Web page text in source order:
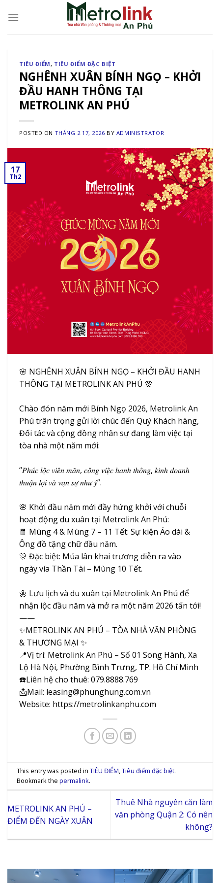
TIÊU ĐIỂM, TIÊU ĐIỂM ĐẶC BIỆT
NGHÊNH XUÂN BÍNH NGỌ – KHỞI
ĐẦU HANH THÔNG TẠI
METROLINK AN PHÚ
POSTED ON THÁNG 2 17, 2026 BY ADMINISTRATOR
17
Th2
🌸 NGHÊNH XUÂN BÍNH NGỌ – KHỞI ĐẦU HANH
THÔNG TẠI METROLINK AN PHÚ 🌸
Chào đón năm mới Bính Ngọ 2026, Metrolink An
Phú trân trọng gửi lời chúc đến Quý Khách hàng,
Đối tác và cộng đồng nhân sự đang làm việc tại
tòa nhà một năm mới:
“𝑃ℎ𝑢́𝑐 𝑙𝑜̣̂𝑐 𝑣𝑖𝑒̂𝑛 𝑚𝑎̃𝑛, 𝑐𝑜̂𝑛𝑔 𝑣𝑖𝑒̣̂𝑐 ℎ𝑎𝑛ℎ 𝑡ℎ𝑜̂𝑛𝑔, 𝑘𝑖𝑛ℎ 𝑑𝑜𝑎𝑛ℎ
𝑡ℎ𝑢𝑎̣̂𝑛 𝑙𝑜̛̣𝑖 𝑣𝑎̀ 𝑣𝑎̣𝑛 𝑠𝑢̛̣ 𝑛ℎ𝑢̛ 𝑦́”.
🌸 Khởi đầu năm mới đầy hứng khởi với chuỗi
hoạt động du xuân tại Metrolink An Phú:
🧧 Mùng 4 & Mùng 7 – 11 Tết: Sự kiện Áo dài &
Ông đồ tặng chữ đầu năm.
🎊 Đặc biệt: Múa lân khai trương diễn ra vào
ngày vía Thần Tài – Mùng 10 Tết.
🌼 Lưu lịch và du xuân tại Metrolink An Phú để
nhận lộc đầu năm và mở ra một năm 2026 tấn tới!
——
✨METROLINK AN PHÚ – TÒA NHÀ VĂN PHÒNG
& THƯƠNG MẠI ✨
📍Vị trí: Metrolink An Phú – Số 01 Song Hành, Xa
Lộ Hà Nội, Phường Bình Trưng, TP. Hồ Chí Minh
☎️Liên hệ cho thuê: 079.8888.769
📩Mail: leasing@phunghung.com.vn
Website: https://metrolinkanphu.com
This entry was posted inTIÊU ĐIỂM,Tiêu điểm đặc biệt.
Bookmark thepermalink.
METROLINK AN PHÚ –
ĐIỂM ĐẾN NGÀY XUÂN
Thuê Nhà nguyên căn làm
văn phòng Quận 2: Có nên
không?